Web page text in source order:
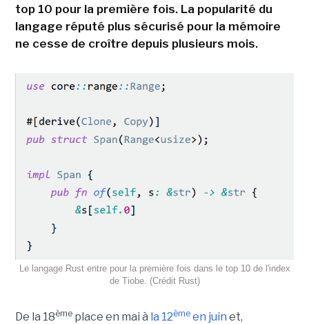
top 10 pour la première fois. La popularité du
langage réputé plus sécurisé pour la mémoire
ne cesse de croître depuis plusieurs mois.
Le langage Rust entre pour la première fois dans le top 10 de l'index
de Tiobe. (Crédit Rust)
De la 18èmeplace en mai à la 12èmeen juin et,